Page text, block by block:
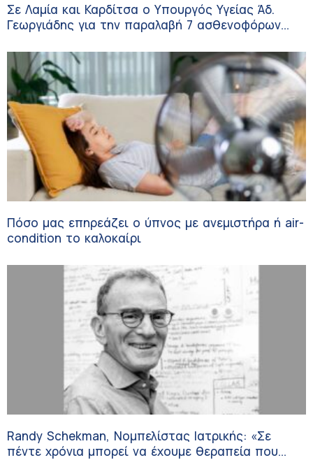
Σε Λαμία και Καρδίτσα ο Υπουργός Υγείας Άδ.
Γεωργιάδης για την παραλαβή 7 ασθενοφόρων
Πόσο μας επηρεάζει ο ύπνος με ανεμιστήρα ή air-
condition το καλοκαίρι
Randy Schekman, Νομπελίστας Ιατρικής: «Σε
πέντε χρόνια μπορεί να έχουμε θεραπεία που